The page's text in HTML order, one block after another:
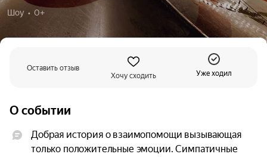
Шоу  •  0+
Оставить отзыв
Хочу сходить
Уже ходил
О событии
Добрая история о взаимопомощи вызывающая
только положительные эмоции. Симпатичные